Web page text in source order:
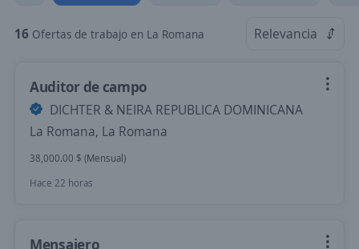
16 Ofertas de trabajo en La Romana Relevancia
Auditor de campo
DICHTER & NEIRA REPUBLICA DOMINICANA
La Romana, La Romana
38,000.00 $ (Mensual)
Hace 22 horas
Mensajero